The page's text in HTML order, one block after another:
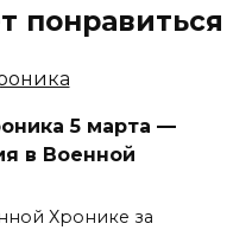
понравиться
5 марта —
в Военной
Хронике за